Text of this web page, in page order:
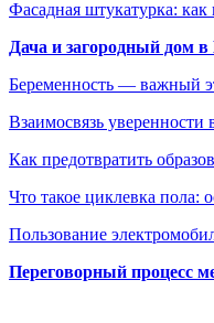
Фасадная штукатурка:
Дача и загородный дом в
Беременность — важный
Взаимосвязь
Как предотвратить
Что такое циклевка пола:
Пользование
Переговорный процесс